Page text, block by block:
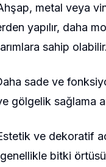
metal veya
yapılır, daha
sahip olabilir.
sade ve
gölgelik sağlama
ve dekoratif
bitki